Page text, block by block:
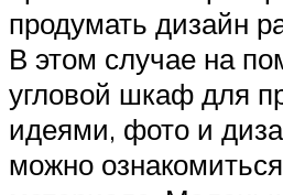
продумать дизайн
В этом случае на
угловой шкаф для
идеями, фото и
можно